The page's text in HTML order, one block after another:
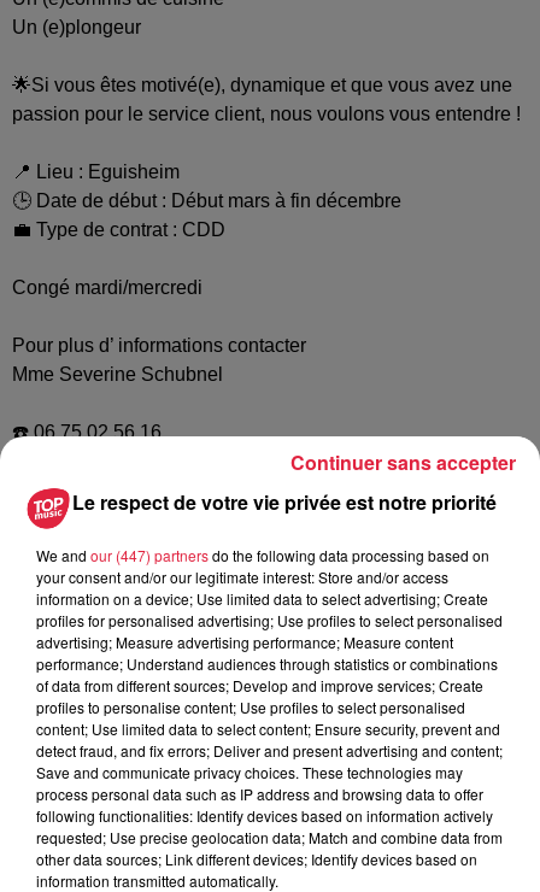
Un (e)plongeur
🌟Si vous êtes motivé(e), dynamique et que vous avez une
passion pour le service client, nous voulons vous entendre !
📍 Lieu : Eguisheim
🕒 Date de début : Début mars à fin décembre
💼 Type de contrat : CDD
Congé mardi/mercredi
Pour plus d’ informations contacter
Mme Severine Schubnel
☎️ 06 75 02 56 16
📩Contact@pavillon-gourmand.fr
Postulez à l'offre : Restaurant le Pavillon
Gourmand à Eguisheim
Votre nom *
Le respect de votre vie privée est notre priorité
We and our (447) partnersdo the following data processing based on
your consent and/or our legitimate interest: Store and/or access
information on a device; Use limited data to select advertising; Create
profiles for personalised advertising; Use profiles to select personalised
advertising; Measure advertising performance; Measure content
performance; Understand audiences through statistics or combinations
of data from different sources; Develop and improve services; Create
profiles to personalise content; Use profiles to select personalised
content; Use limited data to select content; Ensure security, prevent and
detect fraud, and fix errors; Deliver and present advertising and content;
Save and communicate privacy choices. These technologies may
process personal data such as IP address and browsing data to offer
following functionalities: Identify devices based on information actively
requested; Use precise geolocation data; Match and combine data from
other data sources; Link different devices; Identify devices based on
information transmitted automatically.
Continuer sans accepter